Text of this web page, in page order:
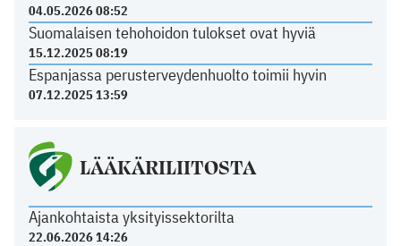
04.05.2026 08:52
Suomalaisen tehohoidon tulokset ovat hyviä
15.12.2025 08:19
Espanjassa perusterveydenhuolto toimii hyvin
07.12.2025 13:59
LÄÄKÄRILIITOSTA
Ajankohtaista yksityissektorilta
22.06.2026 14:26